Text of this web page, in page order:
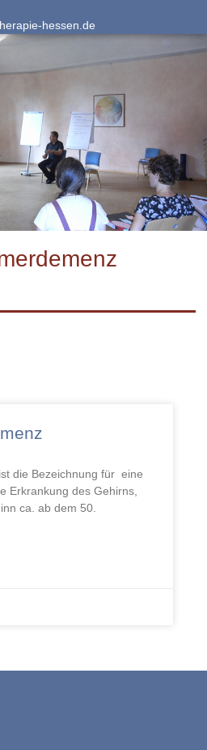
hessen.de
die Bezeichnung für eine
Erkrankung des Gehirns,
ca. ab dem 50.